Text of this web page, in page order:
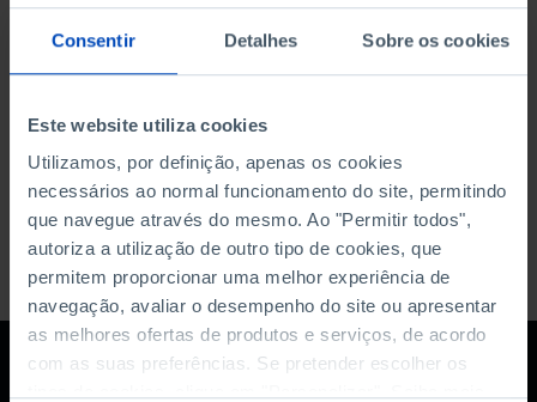
Consentir Detalhes Sobre os cookies
Este website utiliza cookies
Utilizamos, por definição, apenas os cookies
necessários ao normal funcionamento do site, permitindo
que navegue através do mesmo. Ao "Permitir todos",
autoriza a utilização de outro tipo de cookies, que
permitem proporcionar uma melhor experiência de
navegação, avaliar o desempenho do site ou apresentar
as melhores ofertas de produtos e serviços, de acordo
com as suas preferências. Se pretender escolher os
DATA DE FIM